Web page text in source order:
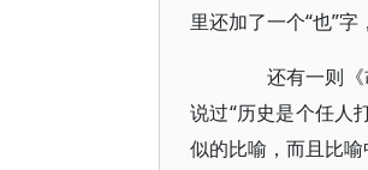
里还加了一个“也”字
还有一则《
说过“历史是个任人
似的比喻，而且比